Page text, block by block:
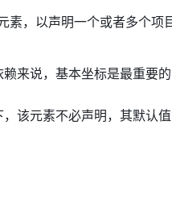
，以声明一个或者多个项
来说，基本坐标是最重要
该元素不必声明，其默认